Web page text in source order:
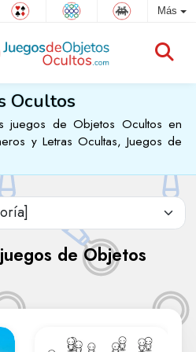
Más
Ocultos
juegos de Objetos Ocultos en
y Letras Ocultas, Juegos de
de Objetos